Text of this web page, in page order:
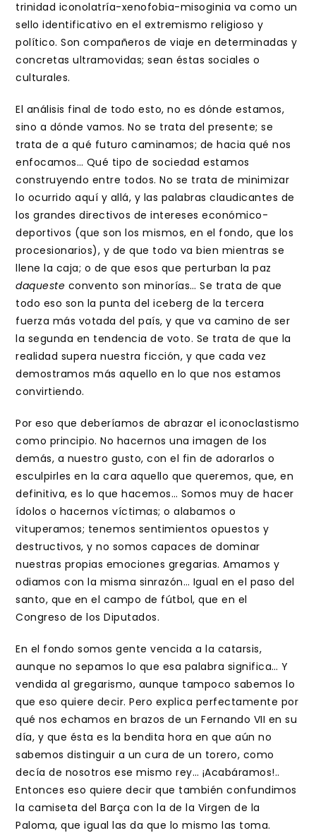
trinidad iconolatría-xenofobia-misoginia va como un
sello identificativo en el extremismo religioso y
político. Son compañeros de viaje en determinadas y
concretas ultramovidas; sean éstas sociales o
culturales.
El análisis final de todo esto, no es dónde estamos,
sino a dónde vamos. No se trata del presente; se
trata de a qué futuro caminamos; de hacia qué nos
enfocamos… Qué tipo de sociedad estamos
construyendo entre todos. No se trata de minimizar
lo ocurrido aquí y allá, y las palabras claudicantes de
los grandes directivos de intereses económico-
deportivos (que son los mismos, en el fondo, que los
procesionarios), y de que todo va bien mientras se
llene la caja; o de que esos que perturban la paz
daqueste convento son minorías… Se trata de que
todo eso son la punta del iceberg de la tercera
fuerza más votada del país, y que va camino de ser
la segunda en tendencia de voto. Se trata de que la
realidad supera nuestra ficción, y que cada vez
demostramos más aquello en lo que nos estamos
convirtiendo.
Por eso que deberíamos de abrazar el iconoclastismo
como principio. No hacernos una imagen de los
demás, a nuestro gusto, con el fin de adorarlos o
esculpirles en la cara aquello que queremos, que, en
definitiva, es lo que hacemos… Somos muy de hacer
ídolos o hacernos víctimas; o alabamos o
vituperamos; tenemos sentimientos opuestos y
destructivos, y no somos capaces de dominar
nuestras propias emociones gregarias. Amamos y
odiamos con la misma sinrazón… Igual en el paso del
santo, que en el campo de fútbol, que en el
Congreso de los Diputados.
En el fondo somos gente vencida a la catarsis,
aunque no sepamos lo que esa palabra significa… Y
vendida al gregarismo, aunque tampoco sabemos lo
que eso quiere decir. Pero explica perfectamente por
qué nos echamos en brazos de un Fernando VII en su
día, y que ésta es la bendita hora en que aún no
sabemos distinguir a un cura de un torero, como
decía de nosotros ese mismo rey… ¡Acabáramos!..
Entonces eso quiere decir que también confundimos
la camiseta del Barça con la de la Virgen de la
Paloma, que igual las da que lo mismo las toma.